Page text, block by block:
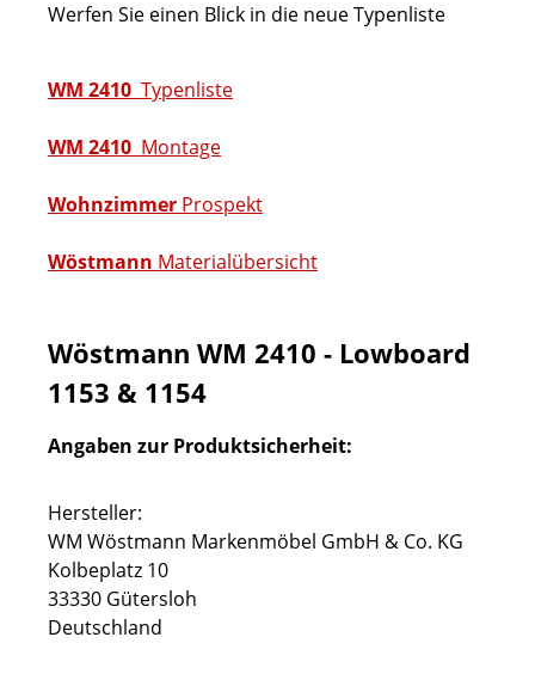
Werfen Sie einen Blick in die neue Typenliste
WM 2410 Typenliste
WM 2410 Montage
Wohnzimmer Prospekt
Wöstmann Materialübersicht
Wöstmann WM 2410 - Lowboard
1153 & 1154
Angaben zur Produktsicherheit:
Hersteller:
WM Wöstmann Markenmöbel GmbH & Co. KG
Kolbeplatz 10
33330 Gütersloh
Deutschland